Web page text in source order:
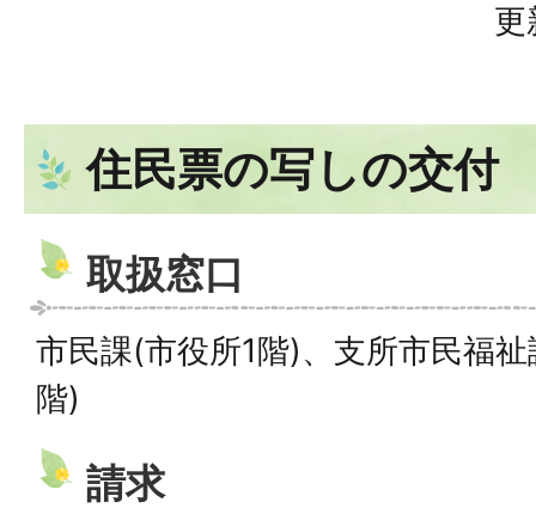
更
住民票の写しの交付
取扱窓口
市民課(市役所1階)、支所市民福
階)
請求